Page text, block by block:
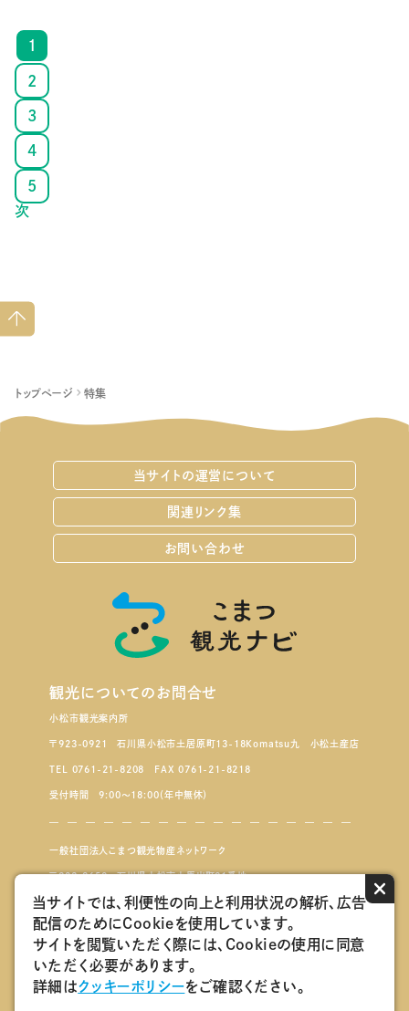
トップページ 特集
1
2
3
4
5
次
ペー
ジト
ップ
当サイトの運営について
関連リンク集
お問い合わせ
観光についてのお問合せ
小松市観光案内所
〒923-0921 石川県小松市土居原町13-18Komatsu九 小松土産店
TEL 0761-21-8208 FAX 0761-21-8218
受付時間 9:00～18:00（年中無休）
一般社団法人こまつ観光物産ネットワーク
〒923-8650 石川県小松市小馬出町91番地
こまつもんマルシェ
会員ログインページ
当サイトでは、利便性の向上と利用状況の解析、広告
配信のためにCookieを使用しています。
サイトを閲覧いただく際には、Cookieの使用に同意
いただく必要があります。
詳細はクッキーポリシーをご確認ください。
×